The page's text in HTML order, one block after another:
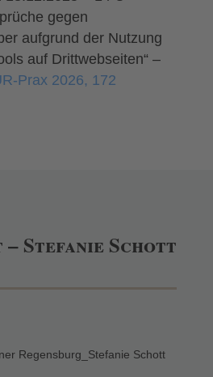
gegen
aufgrund der Nutzung
auf Drittwebseiten“ –
Prax 2026, 172
Stefanie Schott